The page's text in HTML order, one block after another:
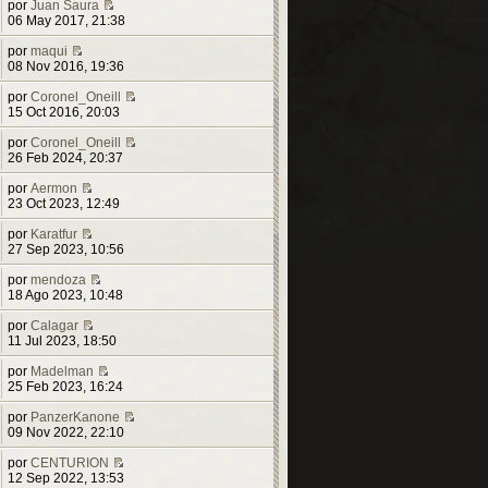
t
i
m
m
e
n
s
a
j
e
por Juan Saura
V
e
ú
l
t
i
m
o
m
e
s
a
e
06 May 2017, 21:38
por maqui
e
r
ú
l
i
m
o
m
e
n
a
j
08 Nov 2016, 19:36
por Coronel_Oneill
e
l
m
e
a
15 Oct 2016, 20:03
por Coronel_Oneill
e
l
m
e
a
26 Feb 2024, 20:37
por Aermon
V
e
ú
l
t
i
m
m
e
n
s
a
j
e
23 Oct 2023, 12:49
por Karatfur
V
e
r
ú
l
i
m
o
m
e
n
s
a
j
e
27 Sep 2023, 10:56
por mendoza
V
e
ú
l
t
i
m
o
m
e
n
s
18 Ago 2023, 10:48
por Calagar
V
e
ú
l
t
i
m
o
m
11 Jul 2023, 18:50
por Madelman
V
e
r
ú
l
i
25 Feb 2023, 16:24
por PanzerKanone
e
09 Nov 2022, 22:10
por CENTURION
12 Sep 2022, 13:53